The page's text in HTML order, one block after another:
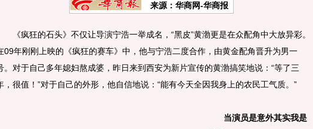
来源：华商网-华商报
《疯狂的石头》不仅让导演宁浩一举成名，“黑皮”黄渤更是在众配角中大放异彩。
09年刚刚上映的《疯狂的赛车》中，他与宁浩二度合作，由黄金配角晋升为男一
。对于自己多年媳妇熬成婆，昨日来到西安为新片宣传的黄渤搞笑地说：“等了三
，很值！”对于自己的外形，他自信地说：“能有今天全因我身上的农民工气质。 ”
当演员是意外其实我是